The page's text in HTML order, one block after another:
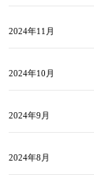
2024年11月
2024年10月
2024年9月
2024年8月